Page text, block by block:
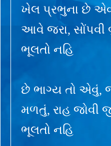
ખેલ પ્રભુના છે
આવે જરા, સોંપવી
ભૂલતો નહિ
છે ભાગ્ય તો એવું,
મળતું, રાહ જોવી
ભૂલતો નહિ